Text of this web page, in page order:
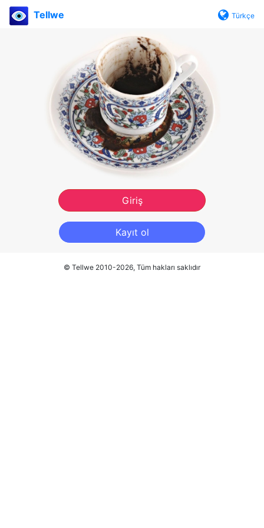
Tellwe Türkçe
Giriş
Kayıt ol
© Tellwe 2010-2026, Tüm hakları saklıdır